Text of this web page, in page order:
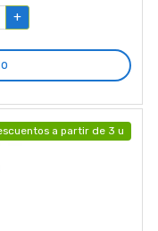
+
a partir de 3 u